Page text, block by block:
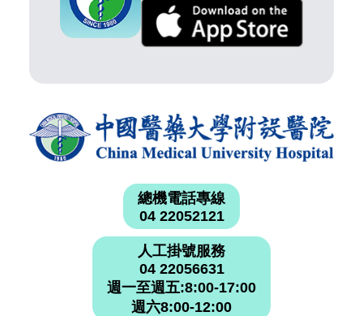
總機電話專線
04 22052121
人工掛號服務
04 22056631
週一至週五:8:00-17:00
週六8:00-12:00